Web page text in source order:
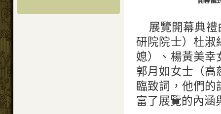
展覽開幕典
研院院士）杜淑
媳）、楊黃美幸
郭月如女士（高
臨致詞，他們
富了展覽的內涵